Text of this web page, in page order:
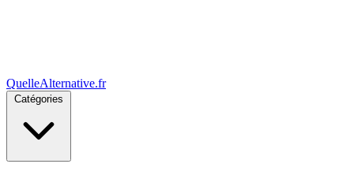
QuelleAlternative.fr